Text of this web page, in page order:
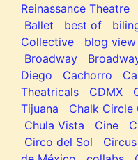
Reinassance Theatre
Ballet
best of
Collective
blog view
Broadway
Diego
Cachorro
Theatricals
CDMX
Tijuana
Chalk Circle
Chula Vista
Cine
Circo del Sol
Circus